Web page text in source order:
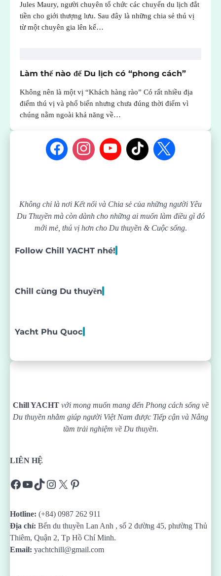
Jules Maury, người chuyên tổ chức các chuyển du lịch đắt
tiền cho giới thượng lưu. Sau đây là những chia sẻ thú vị
từ một chuyên gia lên kế…
Làm thế nào để Du lịch có “phong cách”
Không nên là một vị “Khách hàng rào” Có rất nhiều địa
điểm thú vị và phổ biến nhưng chưa đúng thời điểm vì
chúng nằm ngoài khả năng về…
Không chỉ là nơi Kết nối và Chia sẻ của những người Yêu
Du Thuyền mà còn dành cho những ai muốn làm điều gì đó
mới mẻ, thú vị hơn cho Du thuyền & Cuộc sống.
Follow Chill YACHT nhé!
Chill cùng Du thuyền
Yacht Phu Quoc
Chill YACHTvới mong muốn mang đến Phong cách sống về
Du thuyền nhằm giúp người Việt Nam được Tiếp cận và Nâng
tầm trải nghiệm về Du thuyền.
LIÊN HỆ
Facebook
YouTube
TikTok
Instagram
X Pinterest
Hotline: (+84) 0987 262 911
Địa chỉ: Bến du thuyền Lan Anh , số 2 đường 45, phường Thủ
Thiêm, Quận 2, Tp Hồ Chí Minh.
Email: yachtchill@gmail.com